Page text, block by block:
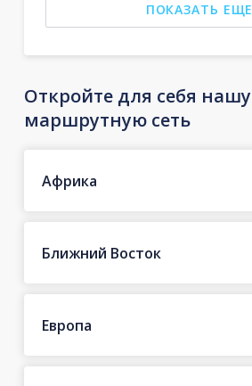
ПОКАЗАТЬ ЕЩЕ
Откройте для себя нашу
маршрутную сеть
Африка
Ближний Восток
Европа